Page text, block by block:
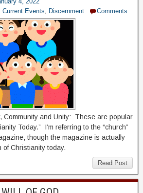
Current Events Discernment Comments
Community and Unity: These are popular
Today.” I’m referring to the “church”
though the magazine is actually
of Christianity today.
Read Post